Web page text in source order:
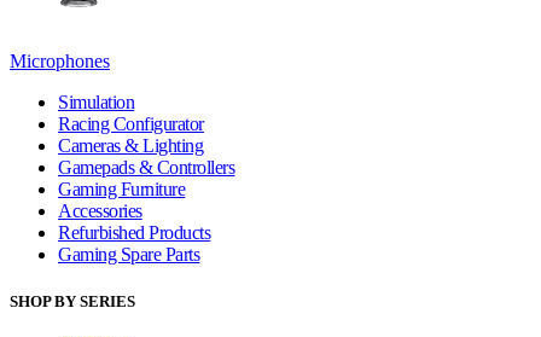
Microphones
Simulation
Racing Configurator
Cameras & Lighting
Gamepads & Controllers
Gaming Furniture
Accessories
Refurbished Products
Gaming Spare Parts
SHOP BY SERIES